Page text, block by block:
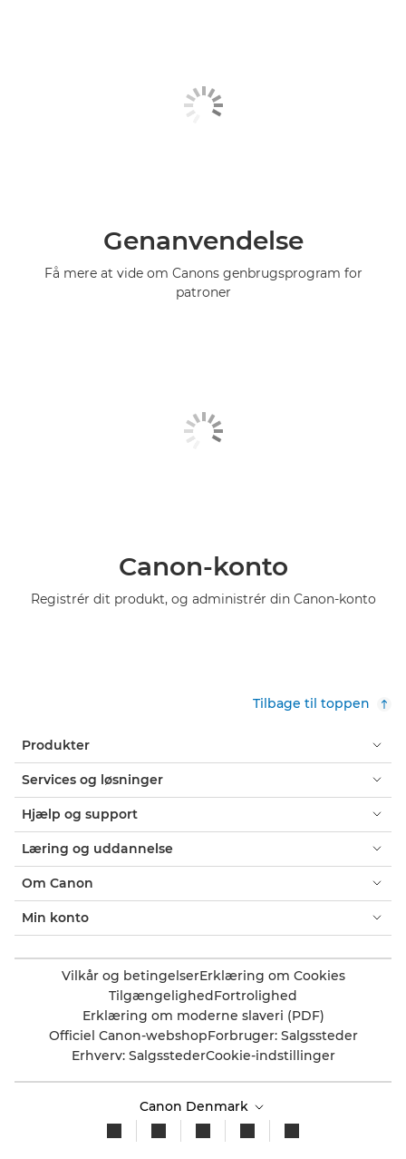
Genanvendelse
Få mere at vide om Canons genbrugsprogram for
patroner
Canon-konto
Registrér dit produkt, og administrér din Canon-konto
Tilbage til toppen
Produkter
Services og løsninger
Hjælp og support
Læring og uddannelse
Om Canon
Min konto
Vilkår og betingelserErklæring om Cookies
TilgængelighedFortrolighed
Erklæring om moderne slaveri (PDF)
Officiel Canon-webshopForbruger: Salgssteder
Erhverv: SalgsstederCookie-indstillinger
Canon Denmark